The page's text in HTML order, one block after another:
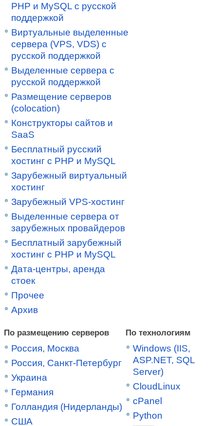
PHP и MySQL с русской
поддержкой
Виртуальные выделенные
сервера (VPS, VDS) с
русской поддержкой
Выделенные сервера с
русской поддержкой
Размещение серверов
(colocation)
Конструкторы сайтов и
SaaS
Бесплатный русский
хостинг с PHP и MySQL
Зарубежный виртуальный
хостинг
Зарубежный VPS-хостинг
Выделенные сервера от
зарубежных провайдеров
Бесплатный зарубежный
хостинг с PHP и MySQL
Дата-центры, аренда
стоек
Прочее
Архив
По размещению серверов
Россия, Москва
Россия, Санкт-Петербург
Украина
Германия
Голландия (Нидерланды)
США
По технологиям
Windows (IIS,
ASP.NET, SQL
Server)
CloudLinux
cPanel
Python